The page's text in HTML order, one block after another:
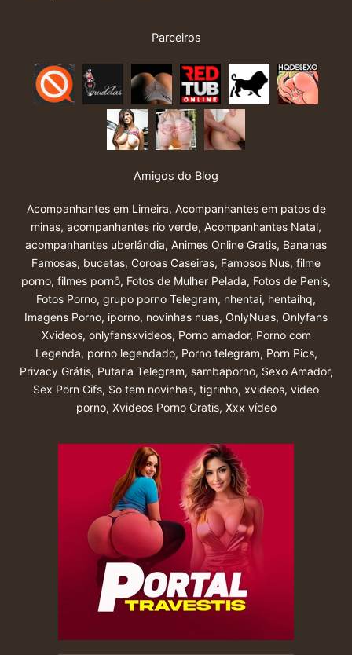
Parceiros
Amigos do Blog
Acompanhantes em Limeira, Acompanhantes em patos de
minas, acompanhantes rio verde, Acompanhantes Natal,
acompanhantes uberlândia, Animes Online Gratis, Bananas
Famosas, bucetas, Coroas Caseiras, Famosos Nus, filme
porno, filmes pornô, Fotos de Mulher Pelada, Fotos de Penis,
Fotos Porno, grupo porno Telegram, nhentai, hentaihq,
Imagens Porno, iporno, novinhas nuas, OnlyNuas, Onlyfans
Xvideos, onlyfansxvideos, Porno amador, Porno com
Legenda, porno legendado, Porno telegram, Porn Pics,
Privacy Grátis, Putaria Telegram, sambaporno, Sexo Amador,
Sex Porn Gifs, So tem novinhas, tigrinho, xvideos, video
porno, Xvideos Porno Gratis, Xxx vídeo